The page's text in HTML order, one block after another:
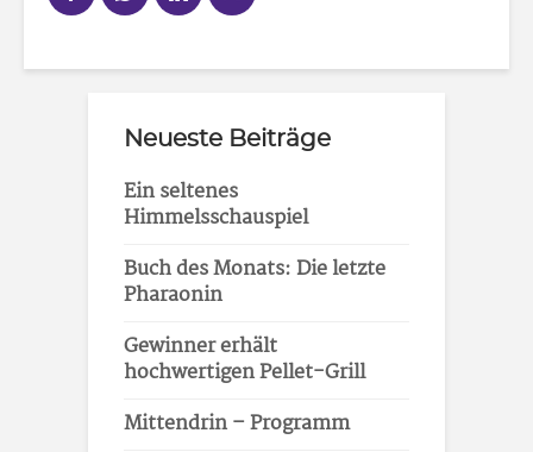
Neueste Beiträge
Ein seltenes
Himmelsschauspiel
Buch des Monats: Die letzte
Pharaonin
Gewinner erhält
hochwertigen Pellet-Grill
Mittendrin – Programm